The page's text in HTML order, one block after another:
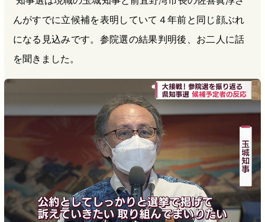
んがすでに立候補を表明していて４年前と同じ顔ぶれ
になる見込みです。参院選の結果判明後、お二人に話
を聞きました。